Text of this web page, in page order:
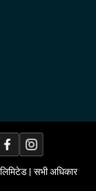
| सभी अधिकार